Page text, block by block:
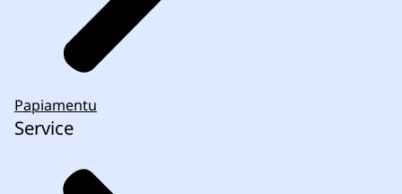
Papiamentu
Service